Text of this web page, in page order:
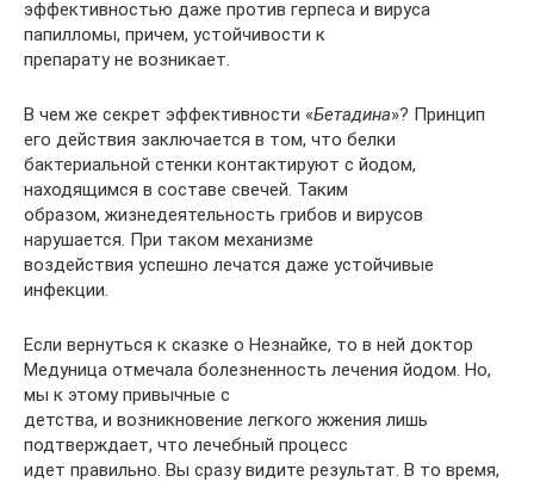
эффективностью даже против герпеса и вируса
папилломы, причем, устойчивости к
препарату не возникает.
В чем же секрет эффективности «Бетадина»? Принцип
его действия заключается в том, что белки
бактериальной стенки контактируют с йодом,
находящимся в составе свечей. Таким
образом, жизнедеятельность грибов и вирусов
нарушается. При таком механизме
воздействия успешно лечатся даже устойчивые
инфекции.
Если вернуться к сказке о Незнайке, то в ней доктор
Медуница отмечала болезненность лечения йодом. Но,
мы к этому привычные с
детства, и возникновение легкого жжения лишь
подтверждает, что лечебный процесс
идет правильно. Вы сразу видите результат. В то время,